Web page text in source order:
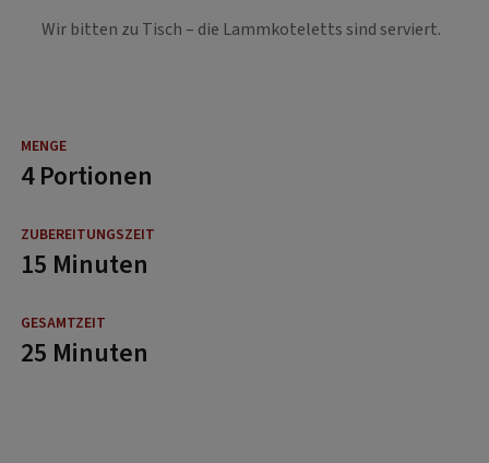
Wir bitten zu Tisch – die Lammkoteletts sind serviert.
4 Portionen
15 Minuten
25 Minuten